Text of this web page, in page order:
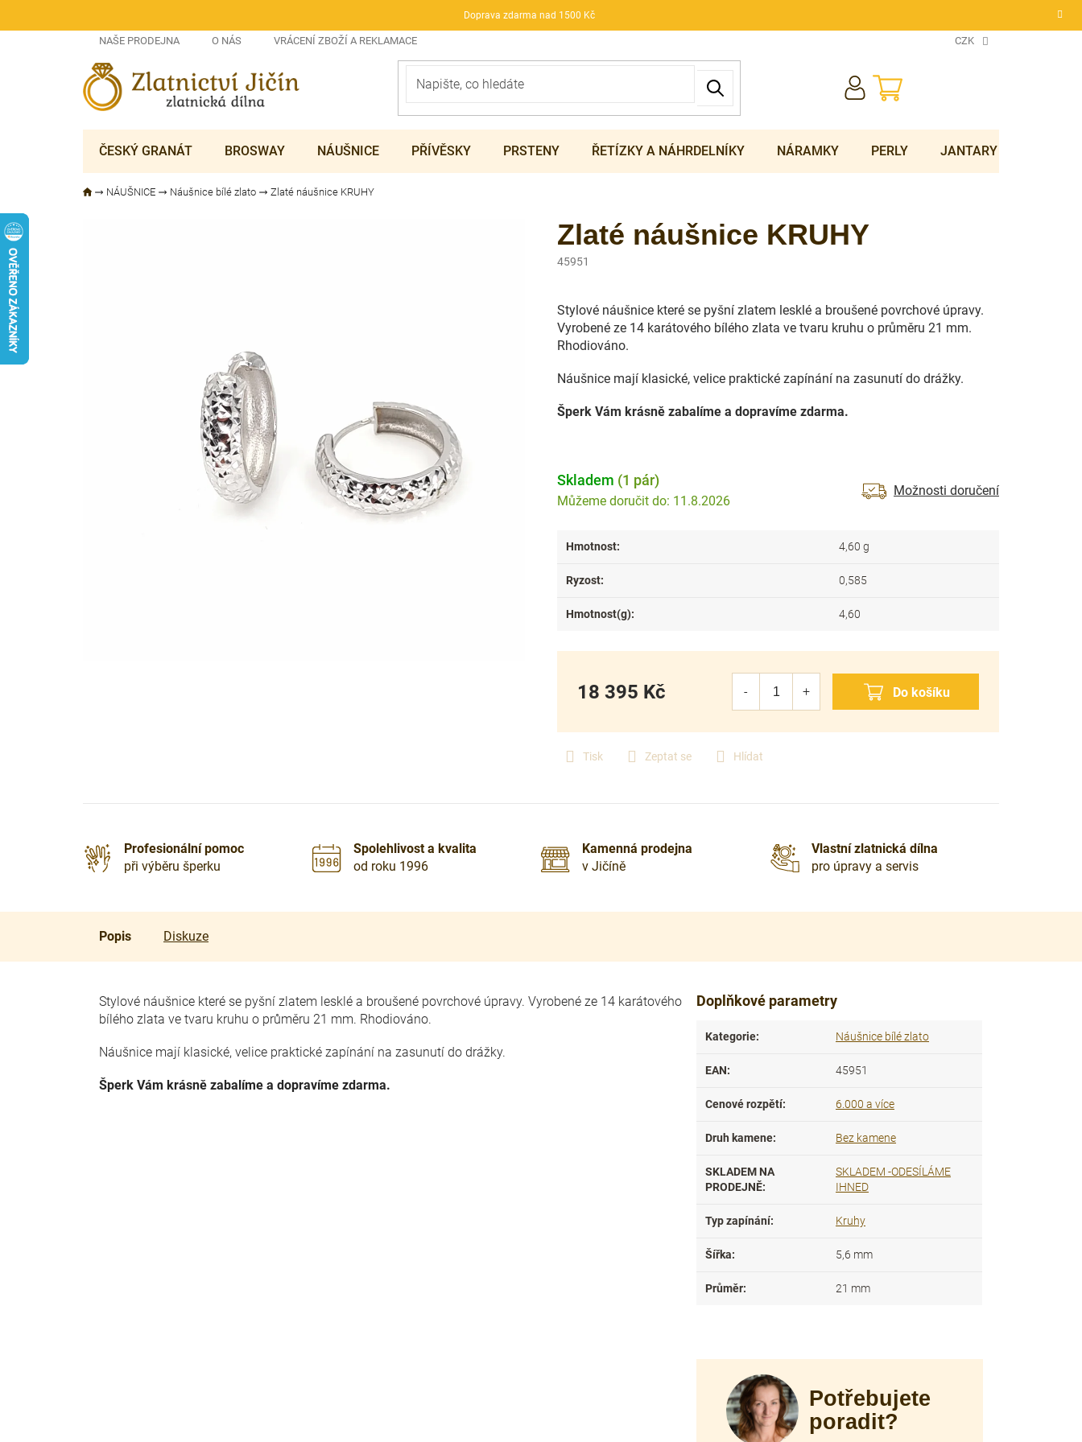
Doprava zdarma nad 1500 Kč
NAŠE PRODEJNA O NÁS VRÁCENÍ ZBOŽÍ A REKLAMACE CZK
NÁKUPNÍ
KOŠÍK
ČESKÝ GRANÁT BROSWAY NÁUŠNICE PŘÍVĚSKY PRSTENY ŘETÍZKY A NÁHRDELNÍKY NÁRAMKY PERLY JANTARY
NÁUŠNICE Náušnice bílé zlato Zlaté náušnice KRUHY
Stylové náušnice které se pyšní zlatem lesklé a broušené povrchové úpravy.
Vyrobené ze 14 karátového bílého zlata ve tvaru kruhu o průměru 21 mm.
Rhodiováno.
Náušnice mají klasické, velice praktické zapínání na zasunutí do drážky.
Šperk Vám krásně zabalíme a dopravíme zdarma.
Tisk Zeptat se Hlídat
Zlaté náušnice KRUHY
45951
Skladem (1 pár)
11.8.2026
Možnosti doručení
18 395 Kč
Hmotnost: 4,60 g
Ryzost: 0,585
Hmotnost(g): 4,60
Profesionální pomoc
při výběru šperku
Spolehlivost a kvalita
od roku 1996
Kamenná prodejna
v Jičíně
Vlastní zlatnická dílna
pro úpravy a servis
Popis Diskuze
Stylové náušnice které se pyšní zlatem lesklé a broušené povrchové úpravy. Vyrobené ze 14 karátového
bílého zlata ve tvaru kruhu o průměru 21 mm. Rhodiováno.
Náušnice mají klasické, velice praktické zapínání na zasunutí do drážky.
Šperk Vám krásně zabalíme a dopravíme zdarma.
Doplňkové parametry
Kategorie: Náušnice bílé zlato
EAN: 45951
Cenové rozpětí: 6.000 a více
Druh kamene: Bez kamene
SKLADEM NA
PRODEJNĚ:
SKLADEM -ODESÍLÁME
IHNED
Typ zapínání: Kruhy
Šířka: 5,6 mm
Průměr: 21 mm
Potřebujete
poradit?